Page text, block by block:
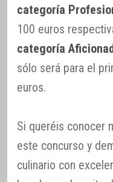
categoría
100 euros
categoría
sólo será para el
euros.
Si queréis conocer
este concurso y
culinario con